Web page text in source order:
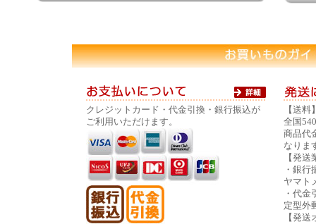
クレジットカード・代金引換・銀行振込が
ご利用いただけます。
【送料
全国
商品代
なりま
【発送
・銀行
ヤマト
・代金
定型外
【発送